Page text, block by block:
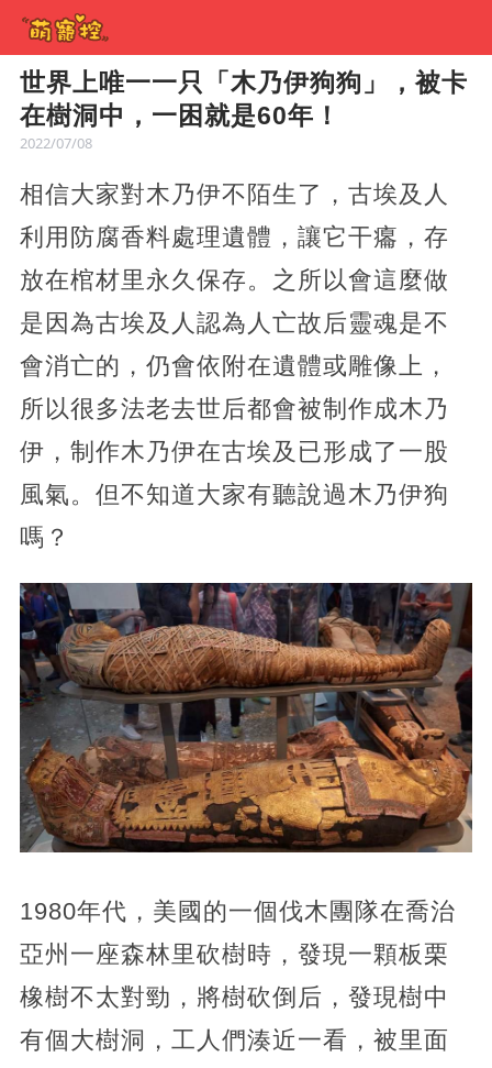
世界上唯一一只「木乃伊狗狗」，被卡
在樹洞中，一困就是60年！
2022/07/08
相信大家對木乃伊不陌生了，古埃及人
利用防腐香料處理遺體，讓它干癟，存
放在棺材里永久保存。之所以會這麼做
是因為古埃及人認為人亡故后靈魂是不
會消亡的，仍會依附在遺體或雕像上，
所以很多法老去世后都會被制作成木乃
伊，制作木乃伊在古埃及已形成了一股
風氣。但不知道大家有聽說過木乃伊狗
嗎？
1980年代，美國的一個伐木團隊在喬治
亞州一座森林里砍樹時，發現一顆板栗
橡樹不太對勁，將樹砍倒后，發現樹中
有個大樹洞，工人們湊近一看，被里面